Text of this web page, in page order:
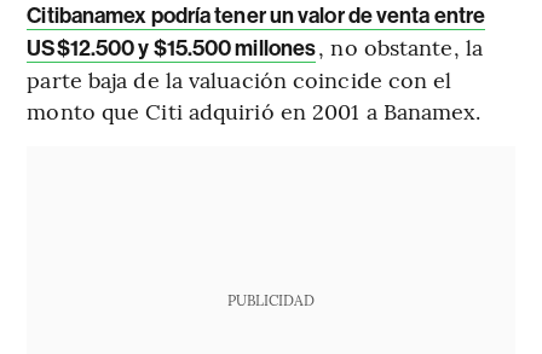
Citibanamex podría tener un valor de venta entre
US$12.500 y $15.500 millones, no obstante, la
parte baja de la valuación coincide con el
monto que Citi adquirió en 2001 a Banamex.
PUBLICIDAD